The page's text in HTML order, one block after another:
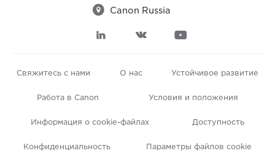
 Canon Russia
  
Свяжитесь с нами О нас Устойчивое развитие
Работа в Canon Условия и положения
Информация о cookie-файлах Доступность
Конфиденциальность Параметры файлов cookie